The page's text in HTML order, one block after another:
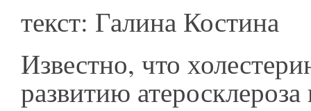
текст: Галина Костина
Известно, что
развитию